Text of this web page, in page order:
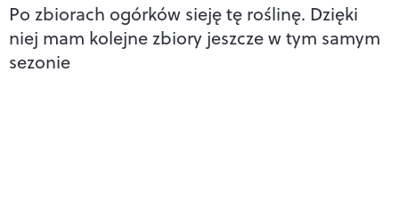
Po zbiorach ogórków sieję tę roślinę. Dzięki
niej mam kolejne zbiory jeszcze w tym samym
sezonie